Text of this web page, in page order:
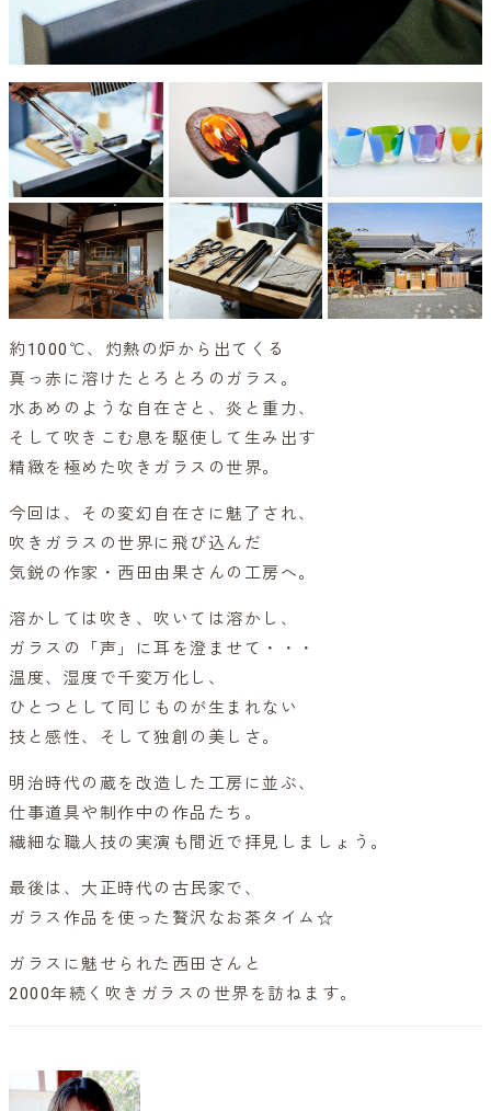
約1000℃、灼熱の炉から出てくる
真っ赤に溶けたとろとろのガラス。
水あめのような自在さと、炎と重力、
そして吹きこむ息を駆使して生み出す
精緻を極めた吹きガラスの世界。
今回は、その変幻自在さに魅了され、
吹きガラスの世界に飛び込んだ
気鋭の作家・西田由果さんの工房へ。
溶かしては吹き、吹いては溶かし、
ガラスの「声」に耳を澄ませて・・・
温度、湿度で千変万化し、
ひとつとして同じものが生まれない
技と感性、そして独創の美しさ。
明治時代の蔵を改造した工房に並ぶ、
仕事道具や制作中の作品たち。
繊細な職人技の実演も間近で拝見しましょう。
最後は、大正時代の古民家で、
ガラス作品を使った贅沢なお茶タイム☆
ガラスに魅せられた西田さんと
2000年続く吹きガラスの世界を訪ねます。